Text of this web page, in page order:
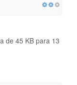
de 45 KB para 13